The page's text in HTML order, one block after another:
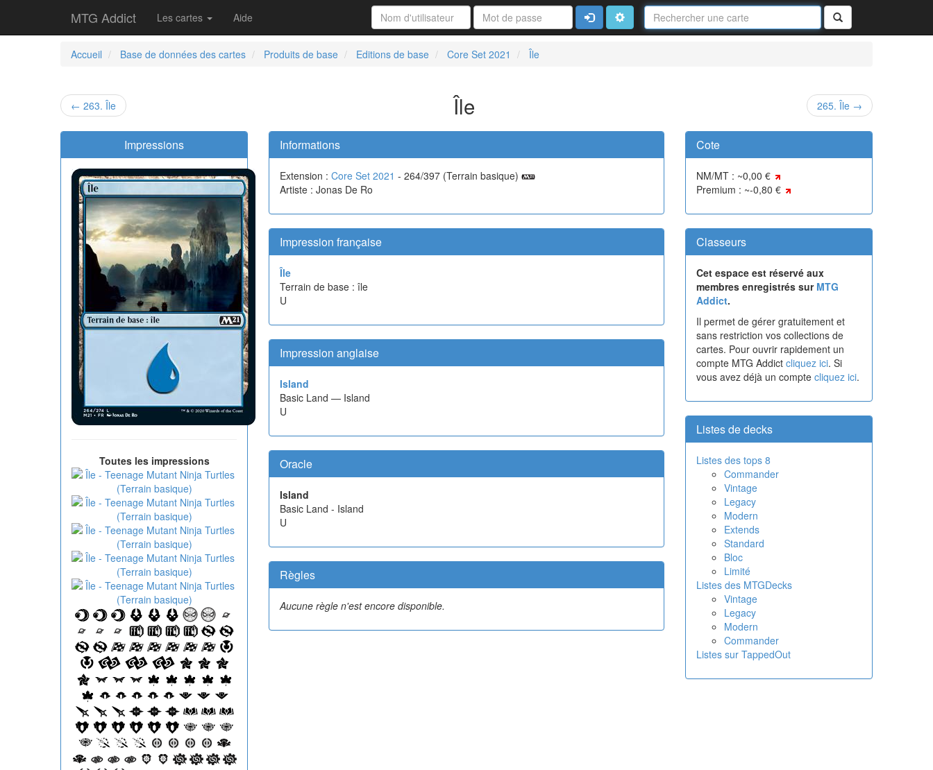
MTG Addict Les cartes Aide
Nom
de
la
Rechercher
ConnexionAvancé
Accueil
Base de données des cartes Produits de base Editions de base Core Set 2021 Île
← 263. Île Île 265. Île →
Impressions
Toutes les impressions
Informations
Extension : Core Set 2021 - 264/397 (Terrain basique)
Artiste : Jonas De Ro
Impression française
Île
Terrain de base : île
U
Impression anglaise
Island
Basic Land — Island
U
Oracle
Island
Basic Land - Island
U
Règles
Aucune règle n'est encore disponible.
Cote
NM/MT : ~0,00 €
Premium : ~-0,80 €
Classeurs
Cet espace est réservé aux
membres enregistrés sur MTG
Addict.
Il permet de gérer gratuitement et
sans restriction vos collections de
cartes. Pour ouvrir rapidement un
compte MTG Addict cliquez ici. Si
vous avez déjà un compte cliquez ici.
Listes de decks
Listes des tops 8
Commander
Vintage
Legacy
Modern
Extends
Standard
Bloc
Limité
Listes des MTGDecks
Vintage
Legacy
Modern
Commander
Listes sur TappedOut